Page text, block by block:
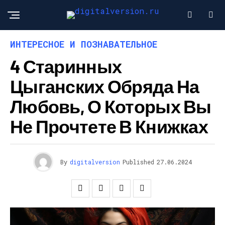
ИНТЕРЕСНОЕ И ПОЗНАВАТЕЛЬНОЕ
4 Старинных
Цыганских Обряда На
Любовь, О Которых Вы
Не Прочтете В Книжках
By digitalversion Published 27.06.2024